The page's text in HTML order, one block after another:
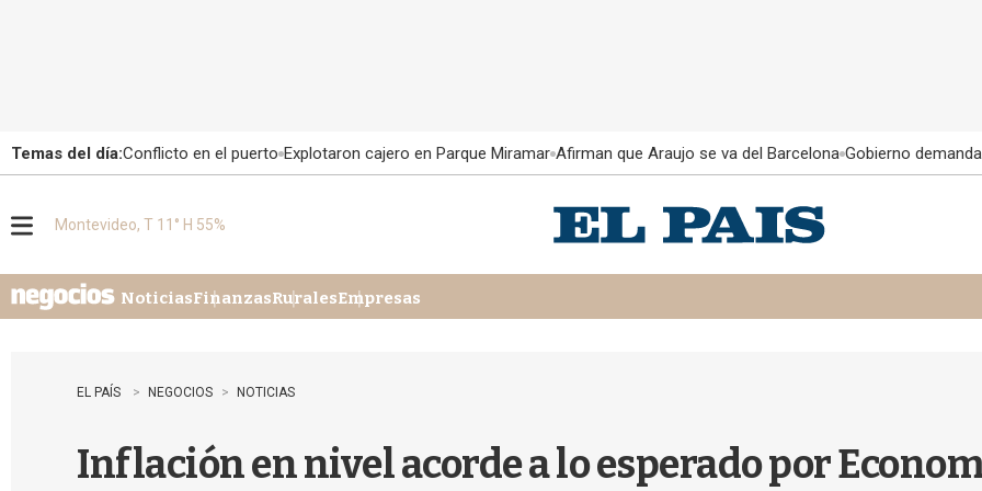
Temas del día:Conflicto en el puerto Explotaron cajero en Parque Miramar Afirman que Araujo se va del Barcelona Gobierno
u
Montevideo, T 11° H 55%
NoticiasFinanzasRuralesEmpresas
EL PAÍS NEGOCIOS NOTICIAS
Inflación en nivel acorde a lo esperado por